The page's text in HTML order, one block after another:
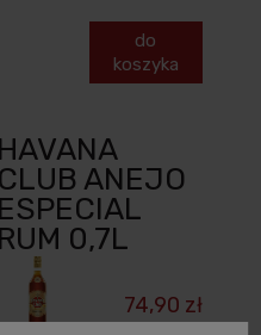
do
koszyka
HAVANA
CLUB ANEJO
ESPECIAL
RUM 0,7L
74,90 zł